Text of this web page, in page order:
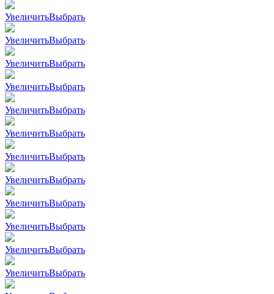
УвеличитьВыбрать
УвеличитьВыбрать
УвеличитьВыбрать
УвеличитьВыбрать
УвеличитьВыбрать
УвеличитьВыбрать
УвеличитьВыбрать
УвеличитьВыбрать
УвеличитьВыбрать
УвеличитьВыбрать
УвеличитьВыбрать
УвеличитьВыбрать